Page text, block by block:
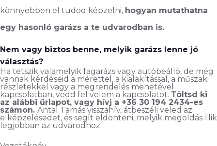
könnyebben el tudod képzelni, hogyan mutathatna
egy hasonló garázs a te udvarodban is.
Nem vagy biztos benne, melyik garázs lenne jó
választás?
Ha tetszik valamelyik fagarázs vagy autóbeálló, de még
vannak kérdéseid a mérettel, a kialakítással, a műszaki
részletekkel vagy a megrendelés menetével
kapcsolatban, vedd fel velem a kapcsolatot. Töltsd ki
az alábbi űrlapot, vagy hívj a +36 30 194 2434-es
számon. Antal Tamás visszahív, átbeszéli veled az
elképzelésedet, és segít eldönteni, melyik megoldás illik
legjobban az udvarodhoz.